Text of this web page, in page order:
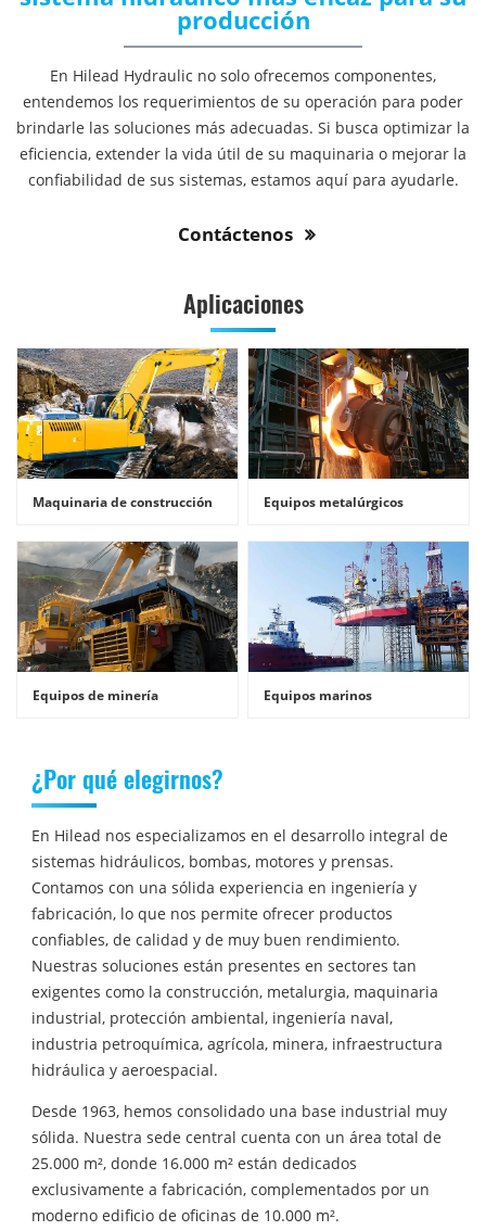
producción
En Hilead Hydraulic no solo ofrecemos componentes,
entendemos los requerimientos de su operación para poder
brindarle las soluciones más adecuadas. Si busca optimizar la
eficiencia, extender la vida útil de su maquinaria o mejorar la
confiabilidad de sus sistemas, estamos aquí para ayudarle.
Contáctenos
Aplicaciones
Maquinaria de construcción Equipos metalúrgicos
Equipos de minería Equipos marinos
¿Por qué elegirnos?
En Hilead nos especializamos en el desarrollo integral de
sistemas hidráulicos, bombas, motores y prensas.
Contamos con una sólida experiencia en ingeniería y
fabricación, lo que nos permite ofrecer productos
confiables, de calidad y de muy buen rendimiento.
Nuestras soluciones están presentes en sectores tan
exigentes como la construcción, metalurgia, maquinaria
industrial, protección ambiental, ingeniería naval,
industria petroquímica, agrícola, minera, infraestructura
hidráulica y aeroespacial.
Desde 1963, hemos consolidado una base industrial muy
sólida. Nuestra sede central cuenta con un área total de
25.000 m², donde 16.000 m² están dedicados
exclusivamente a fabricación, complementados por un
moderno edificio de oficinas de 10.000 m².